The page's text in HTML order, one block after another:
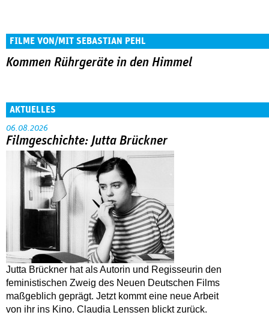
FILME VON/MIT SEBASTIAN PEHL
Kommen Rührgeräte in den Himmel
AKTUELLES
06.08.2026
Filmgeschichte: Jutta Brückner
Jutta Brückner hat als Autorin und Regisseurin den
feministischen Zweig des Neuen Deutschen Films
maßgeblich geprägt. Jetzt kommt eine neue Arbeit
von ihr ins Kino. Claudia Lenssen blickt zurück.